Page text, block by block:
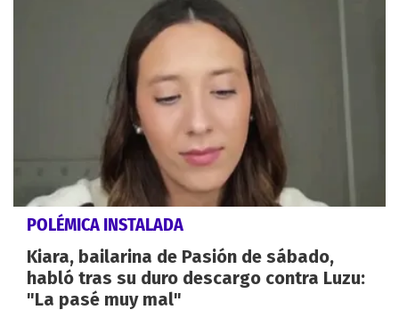
POLÉMICA INSTALADA
Kiara, bailarina de Pasión de sábado,
habló tras su duro descargo contra Luzu:
"La pasé muy mal"